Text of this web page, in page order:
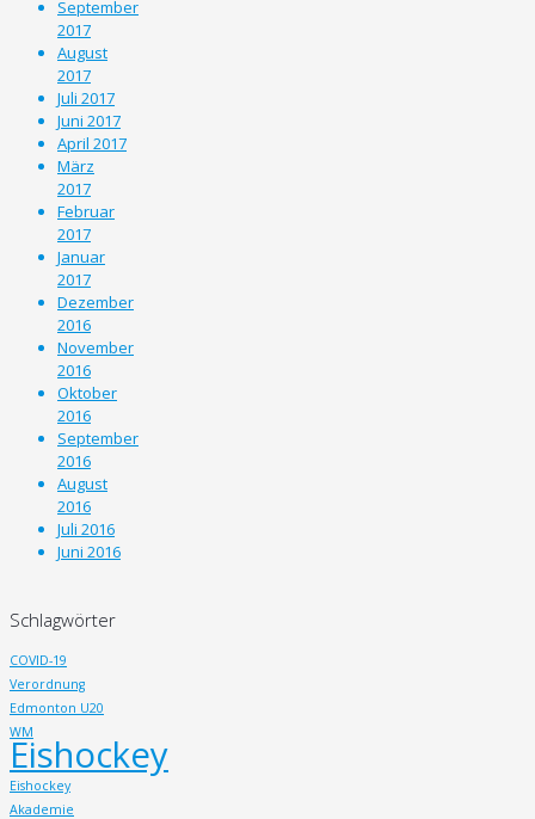
September
2017
August
2017
Juli 2017
Juni 2017
April 2017
März
2017
Februar
2017
Januar
2017
Dezember
2016
November
2016
Oktober
2016
September
2016
August
2016
Juli 2016
Juni 2016
Schlagwörter
COVID-19
Verordnung
Edmonton U20
WM
Eishockey
Eishockey
Akademie